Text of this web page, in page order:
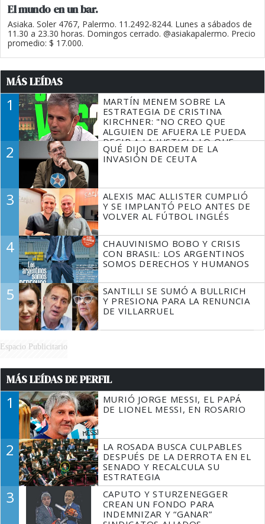
El mundo en un bar.
Asiaka. Soler 4767, Palermo. 11.2492-8244. Lunes a sábados de
11.30 a 23.30 horas. Domingos cerrado. @asiakapalermo. Precio
promedio: $ 17.000.
MÁS LEÍDAS
1
MARTÍN MENEM SOBRE LA
ESTRATEGIA DE CRISTINA
KIRCHNER: "NO CREO QUE
ALGUIEN DE AFUERA LE PUEDA
DECIR A LA JUSTICIA LO QUE
TIENE QUE HACER"
2
QUÉ DIJO BARDEM DE LA
INVASIÓN DE CEUTA
3
ALEXIS MAC ALLISTER CUMPLIÓ
Y SE IMPLANTÓ PELO ANTES DE
VOLVER AL FÚTBOL INGLÉS
4
CHAUVINISMO BOBO Y CRISIS
CON BRASIL: LOS ARGENTINOS
SOMOS DERECHOS Y HUMANOS
5
SANTILLI SE SUMÓ A BULLRICH
Y PRESIONA PARA LA RENUNCIA
DE VILLARRUEL
Espacio Publicitario
MÁS LEÍDAS DE PERFIL
1
MURIÓ JORGE MESSI, EL PAPÁ
DE LIONEL MESSI, EN ROSARIO
2
LA ROSADA BUSCA CULPABLES
DESPUÉS DE LA DERROTA EN EL
SENADO Y RECALCULA SU
ESTRATEGIA
3
CAPUTO Y STURZENEGGER
CREAN UN FONDO PARA
INDEMNIZAR Y “GANAR”